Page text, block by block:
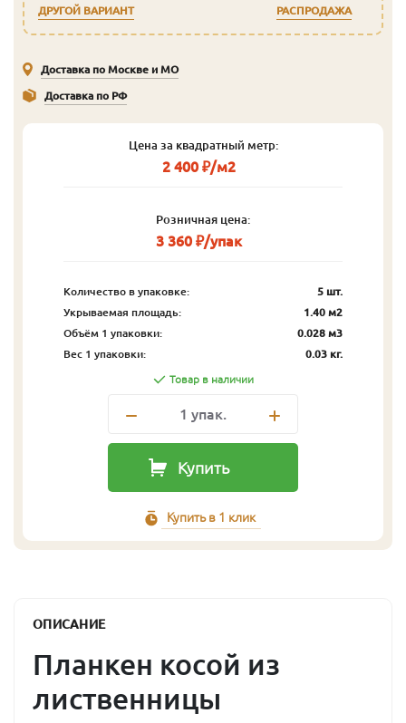
ДРУГОЙ ВАРИАНТ
РАСПРОДАЖА
Доставка по Москве и МО
Доставка по РФ
Цена за квадратный метр:
2 400 ₽/м2
Розничная цена:
3 360 ₽/упак
Количество в упаковке:
5 шт.
Укрываемая площадь:
1.40 м2
Объём 1 упаковки:
0.028 м3
Вес 1 упаковки:
0.03 кг.
Товар в наличии
1 упак.
Купить
Купить в 1 клик
ОПИСАНИЕ
Планкен косой из
лиственницы